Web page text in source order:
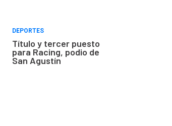
DEPORTES
Título y tercer puesto
para Racing, podio de
San Agustín